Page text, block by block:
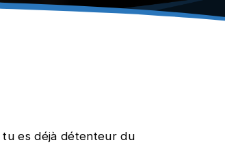
es déjà détenteur du